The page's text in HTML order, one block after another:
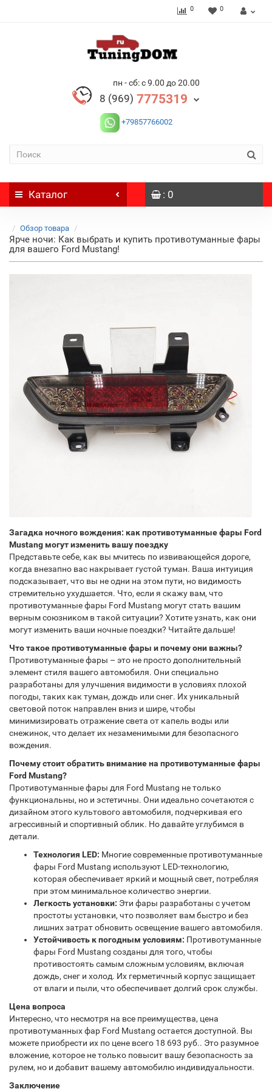
0 0
пн - сб: с 9.00 до 20.00
8 (969) 7775319
+79857766002
Каталог : 0
Обзор товара
Ярче ночи: Как выбрать и купить противотуманные фары
для вашего Ford Mustang!
Загадка ночного вождения: как противотуманные фары Ford
Mustang могут изменить вашу поездку
Представьте себе, как вы мчитесь по извивающейся дороге,
когда внезапно вас накрывает густой туман. Ваша интуиция
подсказывает, что вы не одни на этом пути, но видимость
стремительно ухудшается. Что, если я скажу вам, что
противотуманные фары Ford Mustang могут стать вашим
верным союзником в такой ситуации? Хотите узнать, как они
могут изменить ваши ночные поездки? Читайте дальше!
Что такое противотуманные фары и почему они важны?
Противотуманные фары – это не просто дополнительный
элемент стиля вашего автомобиля. Они специально
разработаны для улучшения видимости в условиях плохой
погоды, таких как туман, дождь или снег. Их уникальный
световой поток направлен вниз и шире, чтобы
минимизировать отражение света от капель воды или
снежинок, что делает их незаменимыми для безопасного
вождения.
Почему стоит обратить внимание на противотуманные фары
Ford Mustang?
Противотуманные фары для Ford Mustang не только
функциональны, но и эстетичны. Они идеально сочетаются с
дизайном этого культового автомобиля, подчеркивая его
агрессивный и спортивный облик. Но давайте углубимся в
детали.
Технология LED: Многие современные противотуманные
фары Ford Mustang используют LED-технологию,
которая обеспечивает яркий и мощный свет, потребляя
при этом минимальное количество энергии.
Легкость установки: Эти фары разработаны с учетом
простоты установки, что позволяет вам быстро и без
лишних затрат обновить освещение вашего автомобиля.
Устойчивость к погодным условиям: Противотуманные
фары Ford Mustang созданы для того, чтобы
противостоять самым сложным условиям, включая
дождь, снег и холод. Их герметичный корпус защищает
от влаги и пыли, что обеспечивает долгий срок службы.
Цена вопроса
Интересно, что несмотря на все преимущества, цена
противотуманных фар Ford Mustang остается доступной. Вы
можете приобрести их по цене всего 18 693 руб.. Это разумное
вложение, которое не только повысит вашу безопасность за
рулем, но и добавит вашему автомобилю индивидуальности.
Заключение